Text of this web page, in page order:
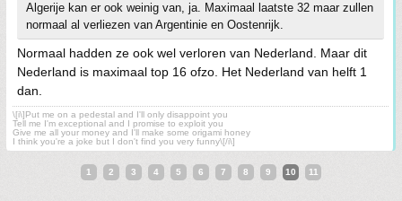
Algerije kan er ook weinig van, ja. Maximaal laatste 32 maar zullen
normaal al verliezen van Argentinie en Oostenrijk.
Normaal hadden ze ook wel verloren van Nederland. Maar dit
Nederland is maximaal top 16 ofzo. Het Nederland van helft 1
dan.
\[i\]Put me on a pedestal and I'll only disappoint you
Tell me I'm exceptional and I promise to exploit you
Give me all your money and I'll make some origami honey
I think you're a joke but I don't find you very funny\[/i\]
1 2 3 4 5 6 7 8 9 10 11